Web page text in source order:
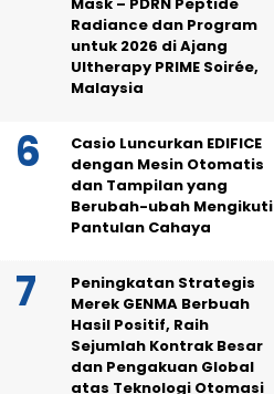
Mask – PDRN Peptide
Radiance dan Program
untuk 2026 di Ajang
Ultherapy PRIME Soirée,
Malaysia
Casio Luncurkan EDIFICE
dengan Mesin Otomatis
dan Tampilan yang
Berubah-ubah Mengikuti
Pantulan Cahaya
Peningkatan Strategis
Merek GENMA Berbuah
Hasil Positif, Raih
Sejumlah Kontrak Besar
dan Pengakuan Global
atas Teknologi Otomasi